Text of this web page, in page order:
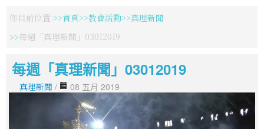
你目前位置: 首頁 教會活動
真理新聞
每週「真理新聞」03012019
每週「真理新聞」03012019
真理新聞 / 08 五月 2019